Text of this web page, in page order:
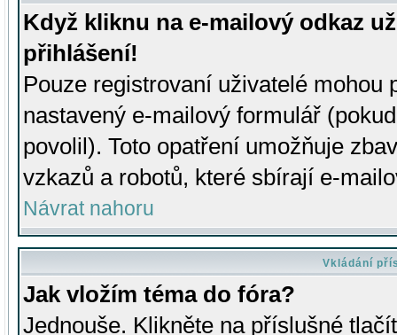
Když kliknu na e-mailový odkaz
přihlášení!
Pouze registrovaní uživatelé mohou
nastavený e-mailový formulář
povolil). Toto opatření umožňuje
vzkazů a robotů, které sbírají e-
Návrat nahoru
Vkládání
Jak vložím téma do fóra?
Jednouše. Klikněte na příslušné